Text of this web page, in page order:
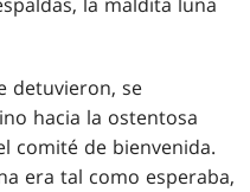
detuvieron, se
hacia la ostentosa
comité de bienvenida.
era tal como esperaba,